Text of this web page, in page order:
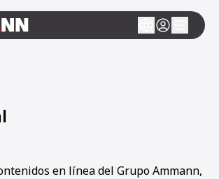
en línea del Grupo Ammann,